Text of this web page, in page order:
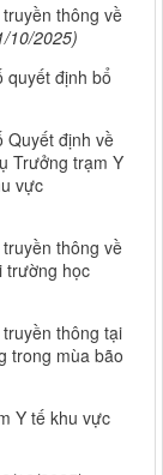
thông về
10/2025)
quyết định bổ
Quyết định về
Trưởng trạm Y
vực
thông về
trường học
thông tại
trong mùa bão
Y tế khu vực